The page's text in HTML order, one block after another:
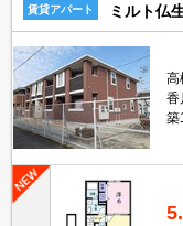
賃貸アパート ミルト仏
高
香
築